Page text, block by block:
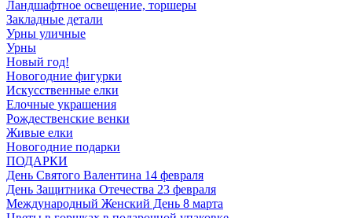
Ландшафтное освещение, торшеры
Закладные детали
Урны уличные
Урны
Новый год!
Новогодние фигурки
Искусственные елки
Елочные украшения
Рождественские венки
Живые елки
Новогодние подарки
ПОДАРКИ
День Святого Валентина 14 февраля
День Защитника Отечества 23 февраля
Международный Женский День 8 марта